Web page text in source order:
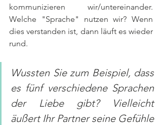
kommunizieren wir/untereinander.
Welche "Sprache" nutzen wir? Wenn
dies verstanden ist, dann läuft es wieder
rund.
Wussten Sie zum Beispiel, dass
es fünf verschiedene Sprachen
der Liebe gibt? Vielleicht
äußert Ihr Partner seine Gefühle